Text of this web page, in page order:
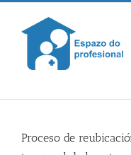
Skip
content
Proceso de